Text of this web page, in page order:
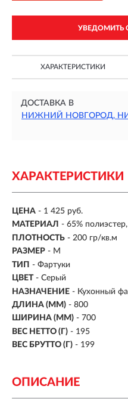
УВЕДОМИТЬ
ХАРАКТЕРИСТИКИ
ДОСТАВКА В
НИЖНИЙ НОВГОРОД,
ХАРАКТЕРИСТИКИ
ЦЕНА - 1 425 руб.
МАТЕРИАЛ - 65%
ПЛОТНОСТЬ - 200 гр/кв.м
РАЗМЕР - M
ТИП - Фартуки
ЦВЕТ - Серый
НАЗНАЧЕНИЕ - Кухонный
ДЛИНА (ММ) - 800
ШИРИНА (ММ) - 700
ВЕС НЕТТО (Г) - 195
ВЕС БРУТТО (Г) - 199
ОПИСАНИЕ